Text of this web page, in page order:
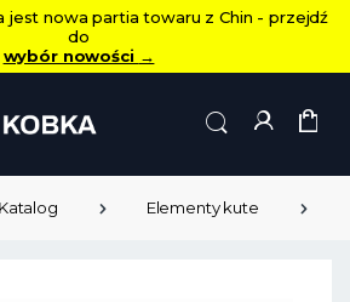
jest nowa partia towaru z Chin - przejdź
do
wybór nowości →
Katalog Elementy kute